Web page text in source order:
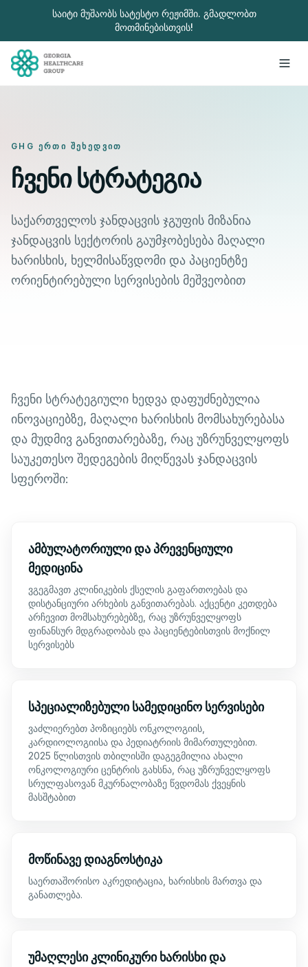
გადადით მთავარ შინაარსზე
საიტი მუშაობს სატესტო რეჟიმში. გმადლობთ
მოთმინებისთვის!
GHG ᲔᲠᲗᲘ ᲨᲔᲮᲔᲓᲕᲘᲗ
ჩვენი სტრატეგია
საქართველოს ჯანდაცვის ჯგუფის მიზანია
ჯანდაცვის სექტორის გაუმჯობესება მაღალი
ხარისხის, ხელმისაწვდომი და პაციენტზე
ორიენტირებული სერვისების მეშვეობით
ჩვენი სტრატეგიული ხედვა დაფუძნებულია
ინოვაციებზე, მაღალი ხარისხის მომსახურებასა
და მუდმივ განვითარებაზე, რაც უზრუნველყოფს
საუკეთესო შედეგების მიღწევას ჯანდაცვის
სფეროში:
ამბულატორიული და პრევენციული
მედიცინა
ვგეგმავთ კლინიკების ქსელის გაფართოებას და
დისტანციური არხების განვითარებას. აქცენტი კეთდება
არჩევით მომსახურებებზე, რაც უზრუნველყოფს
ფინანსურ მდგრადობას და პაციენტებისთვის მოქნილ
სერვისებს
სპეციალიზებული სამედიცინო სერვისები
ვაძლიერებთ პოზიციებს ონკოლოგიის,
კარდიოლოგიისა და პედიატრიის მიმართულებით.
2025 წლისთვის თბილისში დაგეგმილია ახალი
ონკოლოგიური ცენტრის გახსნა, რაც უზრუნველყოფს
სრულფასოვან მკურნალობაზე წვდომას ქვეყნის
მასშტაბით
მოწინავე დიაგნოსტიკა
საერთაშორისო აკრედიტაცია, ხარისხის მართვა და
განათლება.
უმაღლესი კლინიკური ხარისხი და